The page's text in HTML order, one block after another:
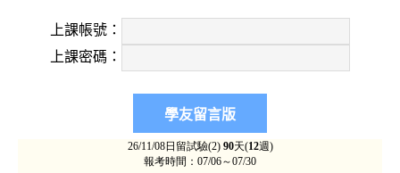
舅舅及兩位表姐都上過「吳氏日文」，成效
他們（大部分）總是謙虛而委婉、知足與感
上課帳號：
上課密碼：